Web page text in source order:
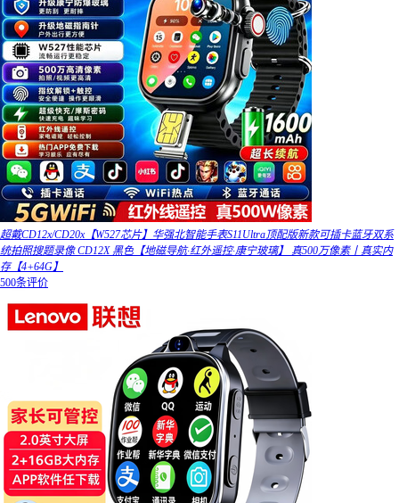
超戴CD12x/CD20x【W527芯片】华强北智能手表S11Ultra顶配版新款可插卡蓝牙双系
统拍照搜题录像 CD12X 黑色【地磁导航·红外遥控·康宁玻璃】 真500万像素丨真实内
存【4+64G】
500条评价